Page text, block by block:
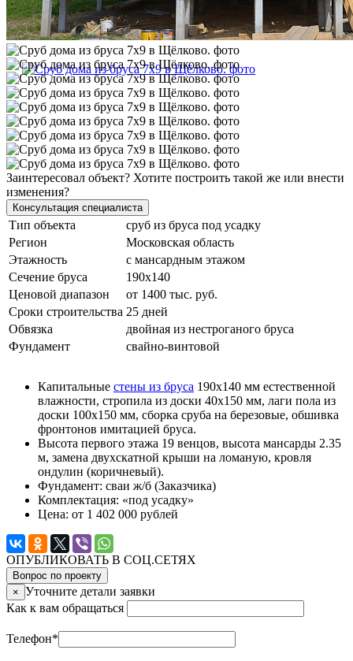
Заинтересовал объект? Хотите построить такой же или внести
изменения?
Консультация специалиста
Тип объекта
сруб из бруса под усадку
Регион
Московская область
Этажность
с мансардным этажом
Сечение бруса
190х140
Ценовой диапазон
от 1400 тыс. руб.
Сроки строительства 25 дней
Обвязка
двойная из нестроганого бруса
Фундамент
свайно-винтовой
Капитальные стены из бруса 190х140 мм естественной
влажности, стропила из доски 40х150 мм, лаги пола из
доски 100х150 мм, сборка сруба на березовые, обшивка
фронтонов имитацией бруса.
Высота первого этажа 19 венцов, высота мансарды 2.35
м, замена двухскатной крыши на ломаную, кровля
ондулин (коричневый).
Фундамент: сваи ж/б (Заказчика)
Комплектация: «под усадку»
Цена: от 1 402 000 рублей
ОПУБЛИКОВАТЬ В СОЦ.СЕТЯХ
Вопрос по проекту
× Уточните детали заявки
Как к вам обращаться
Телефон*